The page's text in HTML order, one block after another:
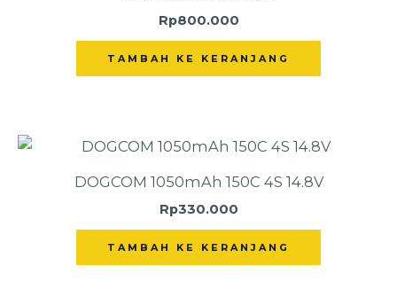
Rp800.000
TAMBAH KE KERANJANG
DOGCOM 1050mAh 150C 4S 14.8V
Rp330.000
TAMBAH KE KERANJANG